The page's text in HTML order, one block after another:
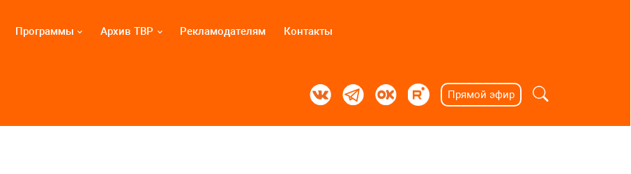
Программы Архив ТВР Рекламодателям Контакты
Прямой эфир